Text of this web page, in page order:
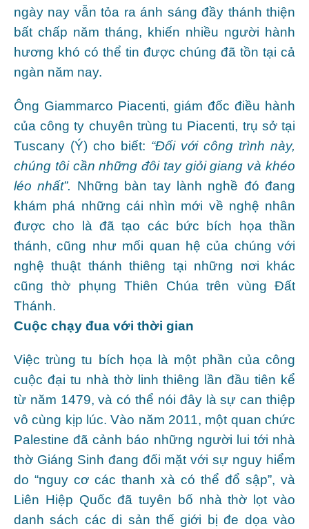
ngày nay vẫn tỏa ra ánh sáng đầy thánh thiện
bất chấp năm tháng, khiến nhiều người hành
hương khó có thể tin được chúng đã tồn tại cả
ngàn năm nay.
Ông Giammarco Piacenti, giám đốc điều hành
của công ty chuyên trùng tu Piacenti, trụ sở tại
Tuscany (Ý) cho biết: “Đối với công trình này,
chúng tôi cần những đôi tay giỏi giang và khéo
léo nhất”. Những bàn tay lành nghề đó đang
khám phá những cái nhìn mới về nghệ nhân
được cho là đã tạo các bức bích họa thần
thánh, cũng như mối quan hệ của chúng với
nghệ thuật thánh thiêng tại những nơi khác
cũng thờ phụng Thiên Chúa trên vùng Đất
Thánh.
Cuộc chạy đua với thời gian
Việc trùng tu bích họa là một phần của công
cuộc đại tu nhà thờ linh thiêng lần đầu tiên kể
từ năm 1479, và có thể nói đây là sự can thiệp
vô cùng kịp lúc. Vào năm 2011, một quan chức
Palestine đã cảnh báo những người lui tới nhà
thờ Giáng Sinh đang đối mặt với sự nguy hiểm
do “nguy cơ các thanh xà có thể đổ sập”, và
Liên Hiệp Quốc đã tuyên bố nhà thờ lọt vào
danh sách các di sản thế giới bị đe dọa vào